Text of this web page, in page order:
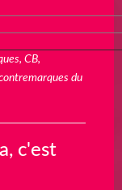
CB,
du
c'est